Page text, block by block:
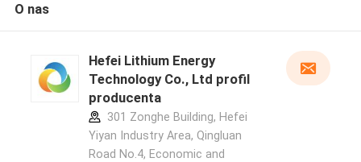
O nas
Hefei Lithium Energy
Technology Co., Ltd profil
producenta
301 Zonghe Building, Hefei
Yiyan Industry Area, Qingluan
Road No.4, Economic and